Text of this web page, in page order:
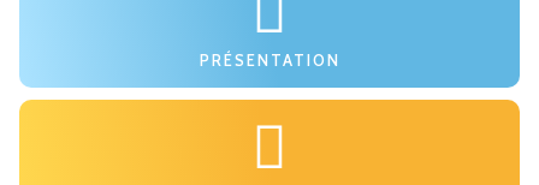
PRÉSENTATION